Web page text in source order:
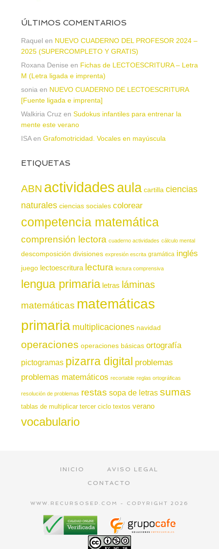
ÚLTIMOS COMENTARIOS
Raquel en NUEVO CUADERNO DEL PROFESOR 2024 –
2025 (SUPERCOMPLETO Y GRATIS)
Roxana Denise en Fichas de LECTOESCRITURA – Letra
M (Letra ligada e imprenta)
sonia en NUEVO CUADERNO DE LECTOESCRITURA
[Fuente ligada e imprenta]
Walkiria Cruz en Sudokus infantiles para entrenar la
mente este verano
ISAen Grafomotricidad. Vocales en mayúscula
ETIQUETAS
ABN actividadesaula cartilla ciencias
naturales ciencias sociales colorear
competencia matemática
comprensión lectora cuaderno actividades cálculo mental
descomposición divisiones expresión escrita gramática inglés
juego lectoescritura lectura lectura comprensiva
lengua primaria letras láminas
matemáticas matemáticas
primaria multiplicaciones navidad
operaciones operaciones básicas ortografía
pictogramas pizarra digital problemas
problemas matemáticos recortable reglas ortográficas
resolución de problemas restas sopa de letras sumas
tablas de multiplicar tercer ciclo textos verano
vocabulario
INICIO
AVISO LEGAL
CONTACTO
WWW.RECURSOSEP.COM - COPYRIGHT 2026